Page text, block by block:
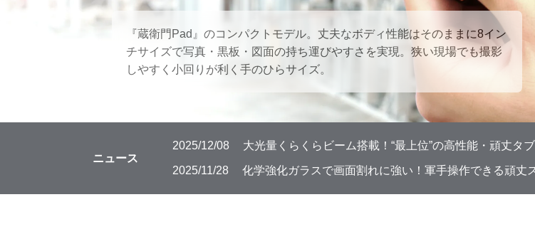
『蔵衛門Pad』のコンパクトモデル。丈夫なボディ性能はそのままに8イン
チサイズで写真・黒板・図面の持ち運びやすさを実現。狭い現場でも撮影
しやすく小回りが利く手のひらサイズ。
ニュース
2025/12/08 大光量くらくらビーム搭載！“最上位”の高性能・頑丈タ
2025/11/28 化学強化ガラスで画面割れに強い！軍手操作できる頑丈